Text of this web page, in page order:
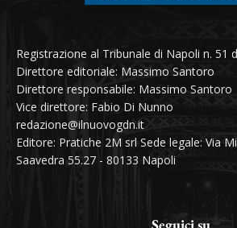
Registrazione al Tribunale di Napoli n. 51
Direttore editoriale: Massimo Santoro
Direttore responsabile: Massimo Santoro
Vice direttore: Fabio Di Nunno
redazione@ilnuovogdn.it
Editore: Pratiche 2M srl Sede legale: Via
Saavedra 55.27 - 80133 Napoli